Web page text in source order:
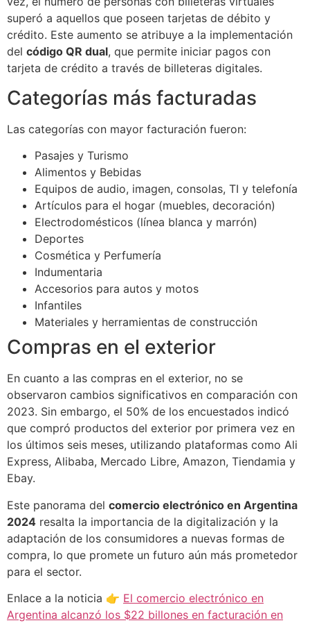
superó a aquellos que poseen tarjetas de débito y
crédito. Este aumento se atribuye a la implementación
del código QR dual, que permite iniciar pagos con
tarjeta de crédito a través de billeteras digitales.
Categorías más facturadas
Las categorías con mayor facturación fueron:
Pasajes y Turismo
Alimentos y Bebidas
Equipos de audio, imagen, consolas, TI y telefonía
Artículos para el hogar (muebles, decoración)
Electrodomésticos (línea blanca y marrón)
Deportes
Cosmética y Perfumería
Indumentaria
Accesorios para autos y motos
Infantiles
Materiales y herramientas de construcción
Compras en el exterior
En cuanto a las compras en el exterior, no se
observaron cambios significativos en comparación con
2023. Sin embargo, el 50% de los encuestados indicó
que compró productos del exterior por primera vez en
los últimos seis meses, utilizando plataformas como Ali
Express, Alibaba, Mercado Libre, Amazon, Tiendamia y
Ebay.
Este panorama del comercio electrónico en Argentina
2024 resalta la importancia de la digitalización y la
adaptación de los consumidores a nuevas formas de
compra, lo que promete un futuro aún más prometedor
para el sector.
Enlace a la noticia 👉 El comercio electrónico en
Argentina alcanzó los $22 billones en facturación en